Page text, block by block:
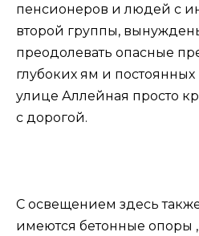
пенсионеров и людей с
второй группы,
преодолевать опасные
глубоких ям и
улице Аллейная просто
с дорогой.
С освещением здесь
имеются бетонные опоры